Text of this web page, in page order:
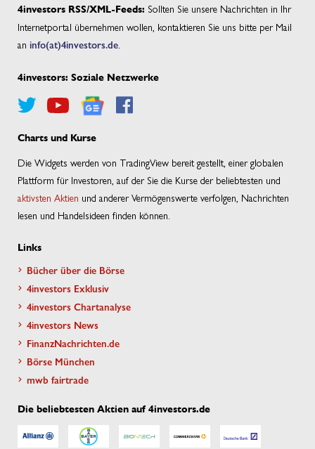
4investors RSS/XML-Feeds: Sollten Sie unsere Nachrichten in Ihr
Internetportal übernehmen wollen, kontaktieren Sie uns bitte per Mail
an info(at)4investors.de
4investors: Soziale Netzwerke
Charts und Kurse
Die Widgets werden von TradingView bereit gestellt, einer globalen
Plattform für Investoren, auf der Sie die Kurse der beliebtesten und
aktivsten Aktien und anderer Vermögenswerte verfolgen, Nachrichten
lesen und Handelsideen finden können.
Links
Bücher über die Börse
4investors Exklusiv
4investors Chartanalyse
4investors News
FinanzNachrichten.de
Börse München
mwb fairtrade
Die beliebtesten Aktien auf 4investors.de